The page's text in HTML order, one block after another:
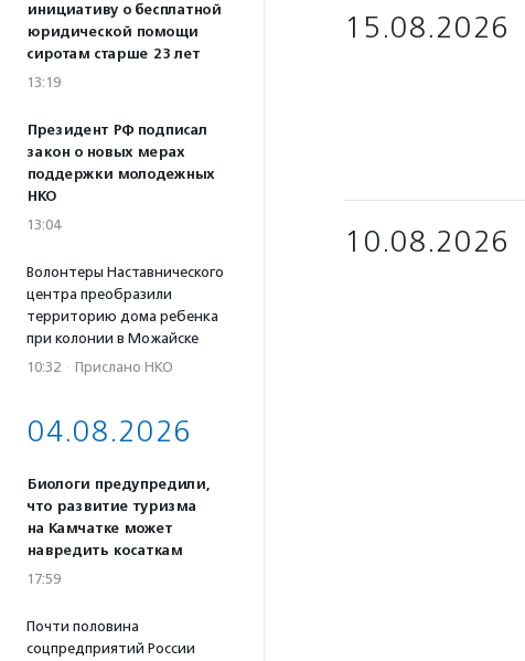
инициативу о бесплатной
юридической помощи
сиротам старше 23 лет
13:19
Президент РФ подписал
закон о новых мерах
поддержки молодежных
НКО
13:04
Волонтеры Наставнического
центра преобразили
территорию дома ребенка
при колонии в Можайске
10:32 · Прислано НКО
04.08.2026
Биологи предупредили,
что развитие туризма
на Камчатке может
навредить косаткам
17:59
Почти половина
соцпредприятий России
15.08.2026
10.08.2026